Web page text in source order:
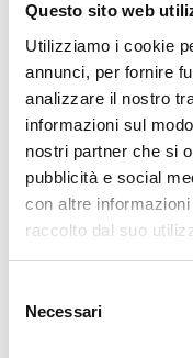
Questo sito web
Utilizziamo i cookie
annunci, per fornire
analizzare il nostro
informazioni sul
nostri partner che si
pubblicità e social
con altre
raccolto dal suo
delNecessari
con il recupero
Grazie alla
presso il PCM
sviluppo del
all’età
IL CALENDARIO
Per una corretta
calendario preciso:
II° VISITA: a tre anni.